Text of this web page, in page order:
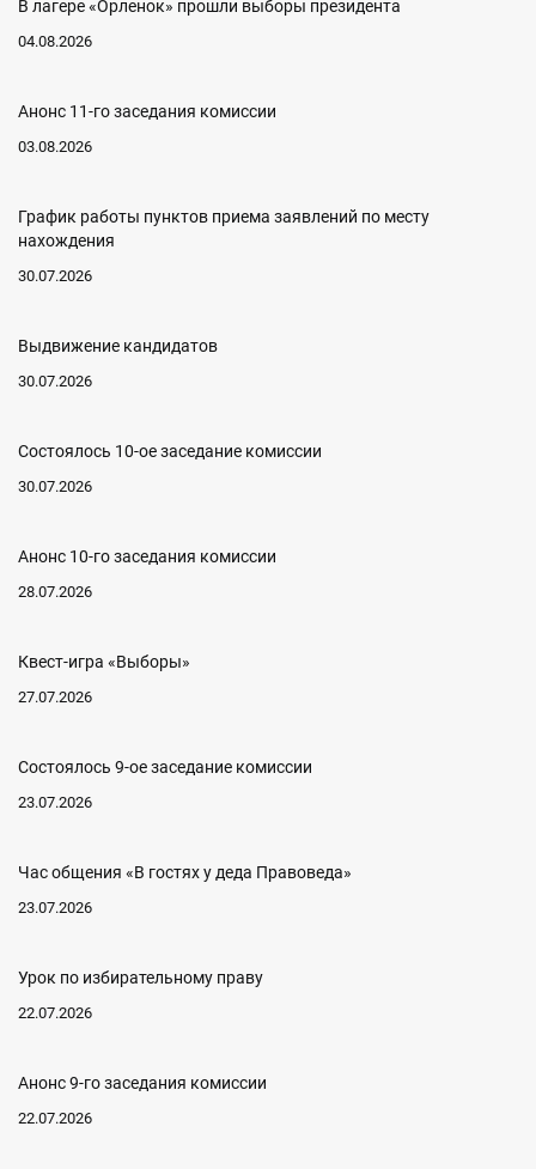
В лагере «Орленок» прошли выборы президента
04.08.2026
Анонс 11-го заседания комиссии
03.08.2026
График работы пунктов приема заявлений по месту
нахождения
30.07.2026
Выдвижение кандидатов
30.07.2026
Состоялось 10-ое заседание комиссии
30.07.2026
Анонс 10-го заседания комиссии
28.07.2026
Квест-игра «Выборы»
27.07.2026
Состоялось 9-ое заседание комиссии
23.07.2026
Час общения «В гостях у деда Правоведа»
23.07.2026
Урок по избирательному праву
22.07.2026
Анонс 9-го заседания комиссии
22.07.2026